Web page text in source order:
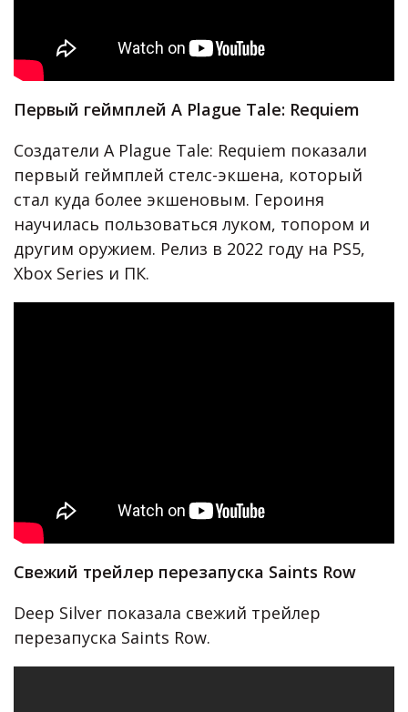
Первый геймплей A Plague Tale: Requiem
Создатели A Plague Tale: Requiem показали
первый геймплей стелс-экшена, который
стал куда более экшеновым. Героиня
научилась пользоваться луком, топором и
другим оружием. Релиз в 2022 году на PS5,
Xbox Series и ПК.
Свежий трейлер перезапуска Saints Row
Deep Silver показала свежий трейлер
перезапуска Saints Row.